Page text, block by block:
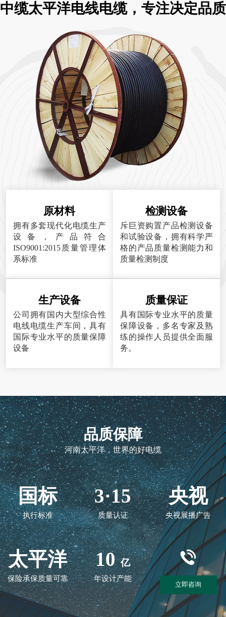
中缆太平洋电线电缆，专注决定品质
原材料
拥有多套现代化电缆生产
设备，产品符合
ISO9001:2015质量管理体
系标准
检测设备
斥巨资购置产品检测设备
和试验设备，拥有科学严
格的产品质量检测能力和
质量检测制度
生产设备
公司拥有国内大型综合性
电线电缆生产车间，具有
国际专业水平的质量保障
设备
质量保证
具有国际专业水平的质量
保障设备，多名专家及熟
练的操作人员提供全面服
务。
品质保障
河南太平洋，世界的好电缆
国标
执行标准
3·15
质量认证
央视
央视展播广告
太平洋
保险承保质量可靠
10 亿
年设计产能
立即咨询